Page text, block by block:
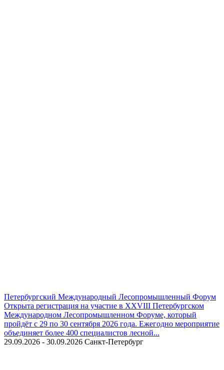
Петербургский Международный Лесопромышленный Форум
Открыта регистрация на участие в XXVIII Петербургском
Международном Лесопромышленном Форуме, который
пройдёт с 29 по 30 сентября 2026 года. Ежегодно мероприятие
объединяет более 400 специалистов лесной...
29.09.2026 - 30.09.2026 Санкт-Петербург